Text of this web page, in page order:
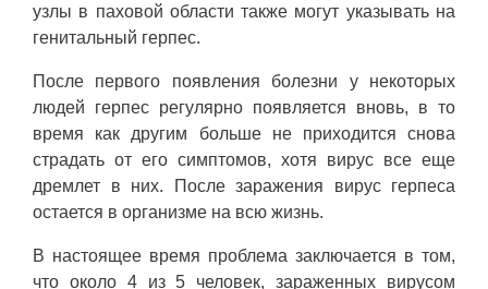
узлы в паховой области также могут указывать на
генитальный герпес.
После первого появления болезни у некоторых
людей герпес регулярно появляется вновь, в то
время как другим больше не приходится снова
страдать от его симптомов, хотя вирус все еще
дремлет в них. После заражения вирус герпеса
остается в организме на всю жизнь.
В настоящее время проблема заключается в том,
что около 4 из 5 человек, зараженных вирусом